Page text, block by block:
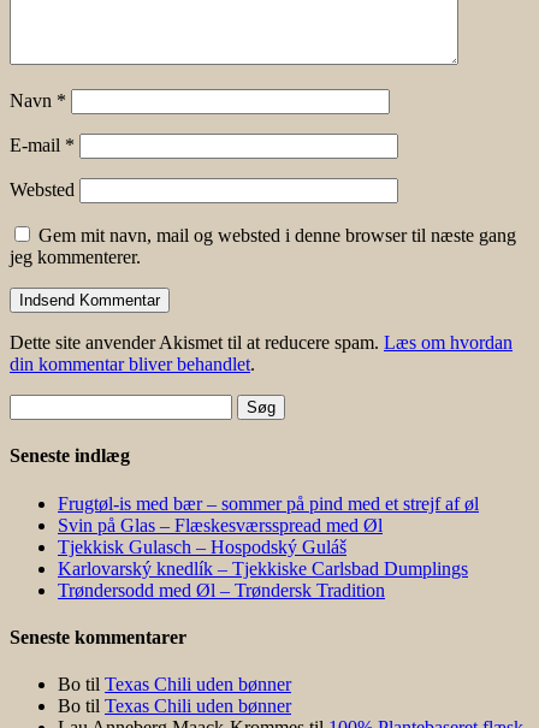
Navn *
E-mail *
Websted
Gem mit navn, mail og websted i denne browser til næste gang
jeg kommenterer.
Dette site anvender Akismet til at reducere spam. Læs om hvordan
din kommentar bliver behandlet.
efter:
Seneste indlæg
Frugtøl-is med bær – sommer på pind med et strejf af øl
Svin på Glas – Flæskesværsspread med Øl
Tjekkisk Gulasch – Hospodský Guláš
Karlovarský knedlík – Tjekkiske Carlsbad Dumplings
Trøndersodd med Øl – Trøndersk Tradition
Seneste kommentarer
Bo til Texas Chili uden bønner
Bo til Texas Chili uden bønner